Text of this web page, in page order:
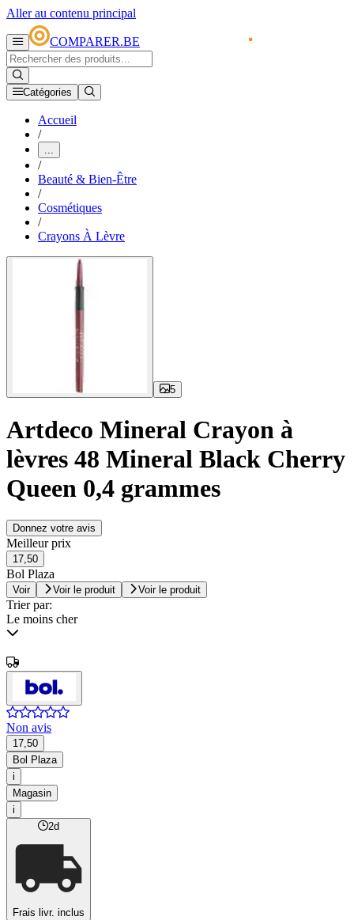
Aller au contenu principal
COMPARER.BE
Catégories
Accueil
/
...
/
Beauté & Bien-Être
/
Cosmétiques
/
Crayons À Lèvre
5
Artdeco Mineral Crayon à
lèvres 48 Mineral Black Cherry
Queen 0,4 grammes
Donnez votre avis
Meilleur prix
17,50
Bol Plaza
Voir Voir le produit Voir le produit
Trier par:
Le moins cher
Non avis
17,50
Bol Plaza
i
Magasin
i
2d
Frais livr. inclus